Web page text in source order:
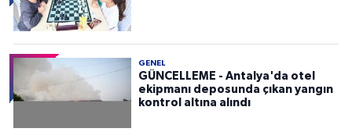
GENEL
GÜNCELLEME - Antalya'da otel
ekipmanı deposunda çıkan yangın
kontrol altına alındı